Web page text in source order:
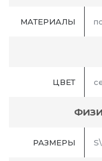
МАТЕРИАЛЫ
ЦВЕТ
РАЗМЕРЫ